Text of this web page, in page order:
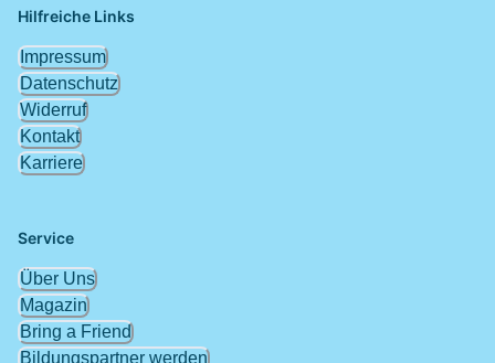
Hilfreiche Links
Impressum
Datenschutz
Widerruf
Kontakt
Karriere
Service
Über Uns
Magazin
Bring a Friend
Bildungspartner werden